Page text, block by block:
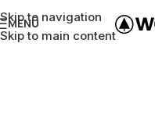
Skip to navigation
Skip to main content
MENÜ